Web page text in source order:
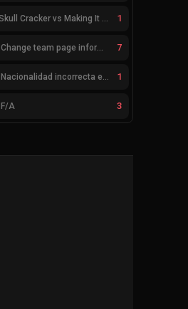
Skull Cracker vs Making It Look Easy 1
Change team page information 7
Nacionalidad incorrecta en el jugador cheatcode 1
F/A 3